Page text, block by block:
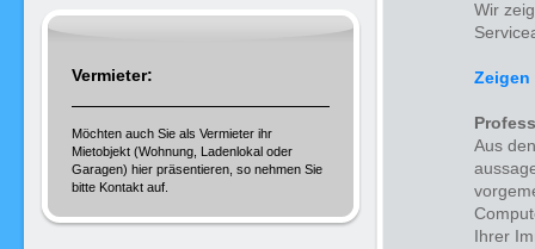
Wir
Zeigen
Aus
Ihrer
Vermieter:
Möchten auch Sie als Vermieter ihr
Mietobjekt (Wohnung, Ladenlokal oder
Garagen) hier präsentieren, so nehmen Sie
bitte Kontakt auf.